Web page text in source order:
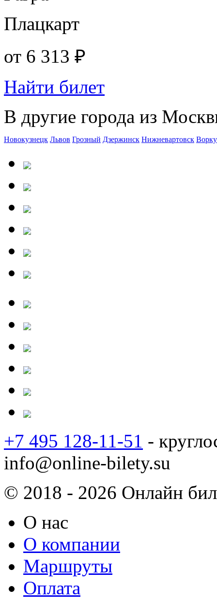
Плацкарт
от 6 313 ₽
Найти билет
В другие города из
Новокузнецк Львов Грозный Дзержинск Нижневартовск
+7 495 128-11-51 -
info@online-bilety.su
© 2018 - 2026 Онлайн
О нас
О компании
Маршруты
Оплата